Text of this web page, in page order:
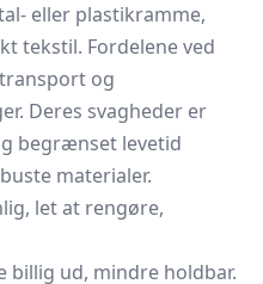
eller plastikramme,
tekstil. Fordelene ved
og
Deres svagheder er
begrænset levetid
materialer.
let at rengøre,
billig ud, mindre holdbar.